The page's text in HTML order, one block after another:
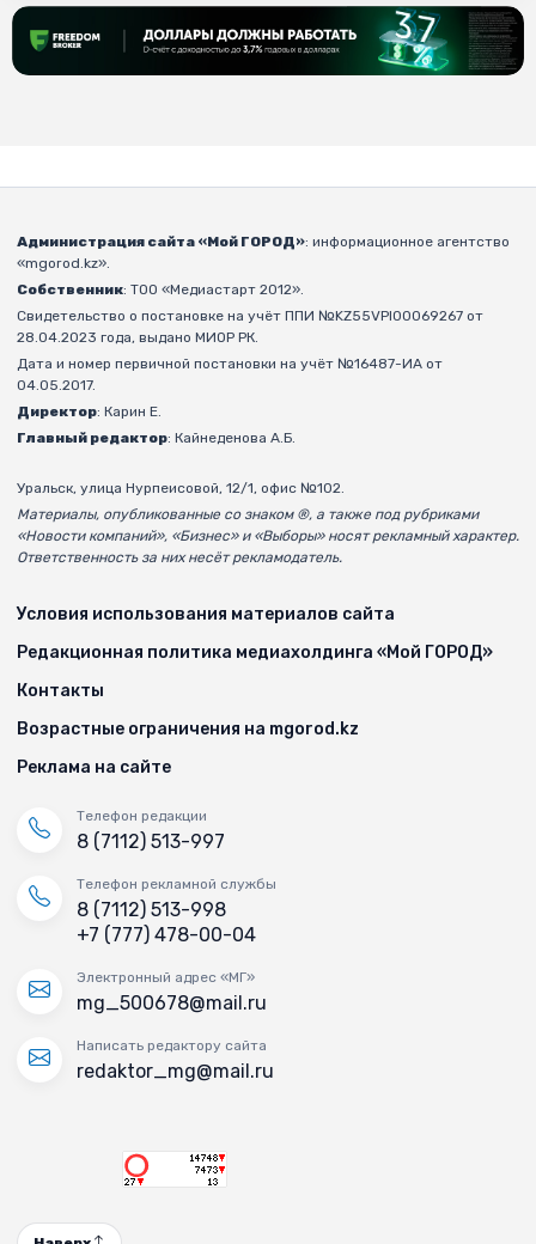
Администрация сайта «Мой ГОРОД»: информационное агентство
«mgorod.kz».
Собственник: ТОО «Медиастарт 2012».
Свидетельство о постановке на учёт ППИ №KZ55VPI00069267 от
28.04.2023 года, выдано МИОР РК.
Дата и номер первичной постановки на учёт №16487-ИА от
04.05.2017.
Директор: Карин Е.
Главный редактор: Кайнеденова А.Б.
Уральск, улица Нурпеисовой, 12/1, офис №102.
Материалы, опубликованные со знаком ®, а также под рубриками
«Новости компаний», «Бизнес» и «Выборы» носят рекламный характер.
Ответственность за них несёт рекламодатель.
Условия использования материалов сайта
Редакционная политика медиахолдинга «Мой ГОРОД»
Контакты
Возрастные ограничения на mgorod.kz
Реклама на сайте
Телефон редакции
8 (7112) 513-997
Телефон рекламной службы
8 (7112) 513-998
+7 (777) 478-00-04
Электронный адрес «МГ»
mg_500678@mail.ru
Написать редактору сайта
redaktor_mg@mail.ru